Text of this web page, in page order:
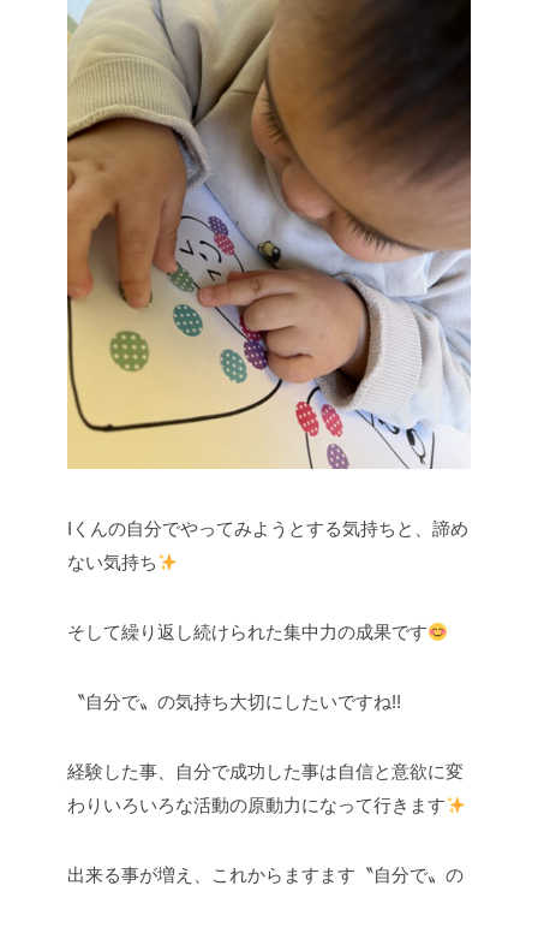
Iくんの自分でやってみようとする気持ちと、諦め
ない気持ち
そして繰り返し続けられた集中力の成果です
〝自分で〟の気持ち大切にしたいですね!!
経験した事、自分で成功した事は自信と意欲に変
わりいろいろな活動の原動力になって行きます
出来る事が増え、これからますます〝自分で〟の